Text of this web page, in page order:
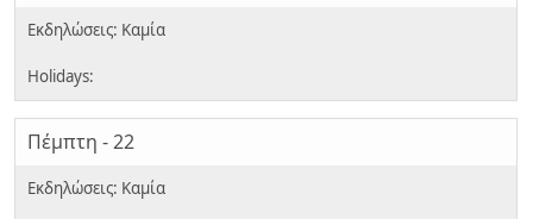
Πέμπτη - 22